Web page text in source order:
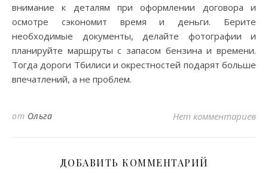
внимание к деталям при оформлении договора и
осмотре сэкономит время и деньги. Берите
необходимые документы, делайте фотографии и
планируйте маршруты с запасом бензина и времени.
Тогда дороги Тбилиси и окрестностей подарят больше
впечатлений, а не проблем.
от Ольга Нет комментариев
ДОБАВИТЬ КОММЕНТАРИЙ